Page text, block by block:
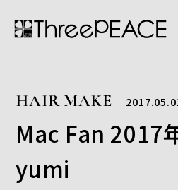
HAIR MAKE
Mac Fan 2017
yumi